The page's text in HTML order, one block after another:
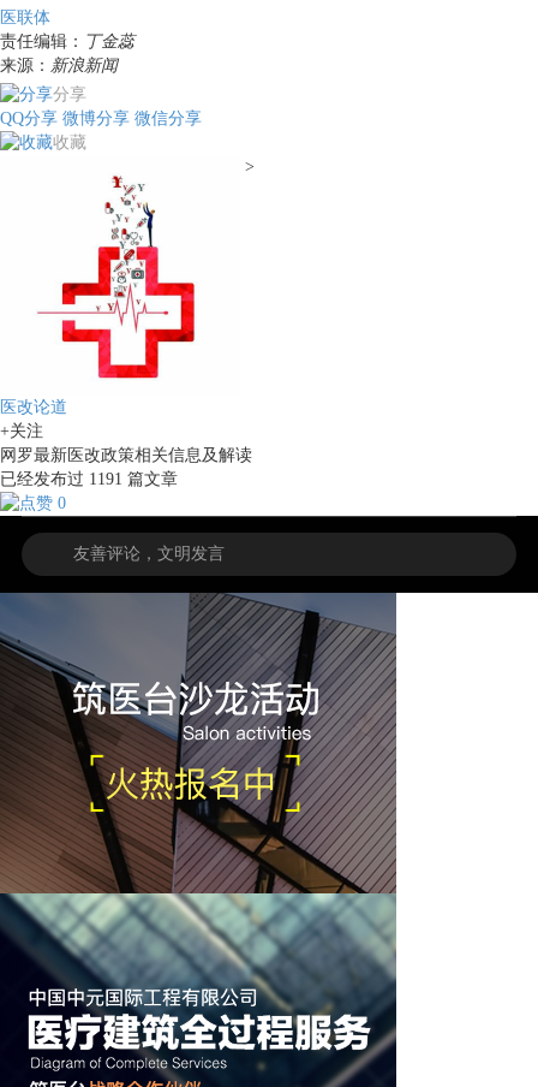
医联体
责任编辑： 丁金蕊
来源： 新浪新闻
分享
QQ分享 微博分享 微信分享
收藏
>
医改论道
+关注
网罗最新医改政策相关信息及解读
已经发布过 1191 篇文章
0